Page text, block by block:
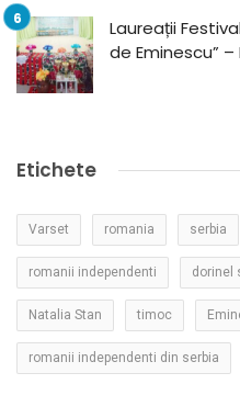
Laureații
de Eminescu” –
Etichete
Varset romania serbia
romanii independenti dorinel
Natalia Stan timoc
romanii independenti din serbia